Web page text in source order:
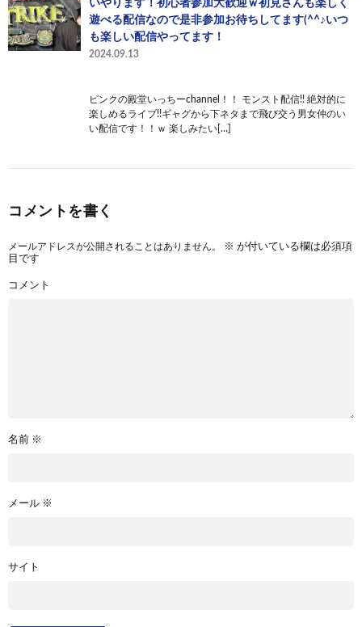
いやります！初心者参加大歓迎ｗ初見さんも楽しく
遊べる配信なので是非参加お待ちしてます(^^♪いつ
も楽しい配信やってます！
2024.09.13
ピンクの殿堂いっちーchannel！！ モンスト配信!! 絶対的に
楽しめるライブ!!ギャグから下ネタまで飛び交う男女仲のい
い配信です！！ｗ 楽しみたい[…]
コメントを書く
メールアドレスが公開されることはありません。 ※ が付いている欄は必須項
目です
コメント
名前 ※
メール ※
サイト